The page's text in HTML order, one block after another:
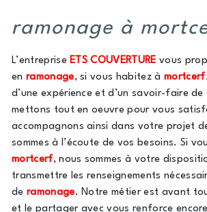
ramonage à
L’entrepriseETS COUVERTURE vous
en ramonage, si vous habitez à mortcerf
d’une expérience et d’un savoir-faire
mettons tout en oeuvre pour vous
accompagnons ainsi dans votre projet
sommes à l’écoute de vos besoins. Si
mortcerf, nous sommes à votre
transmettre les renseignements
de ramonage. Notre métier est avant
et le partager avec vous renforce